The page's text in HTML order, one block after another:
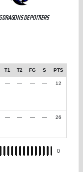
DRAGONS DE POITIERS
T1 T2 FG S PTS
— — — — 12
— — — — 26
0